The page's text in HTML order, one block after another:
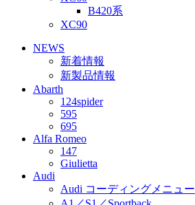
B420系
XC90
NEWS
新着情報
新製品情報
Abarth
124spider
595
695
Alfa Romeo
147
Giulietta
Audi
Audi コーディングメニュー